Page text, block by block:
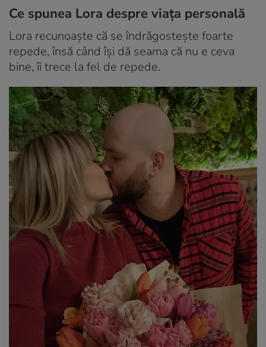
Ce spunea Lora despre viața personală
Lora recunoaște că se îndrăgostește foarte
repede, însă când își dă seama că nu e ceva
bine, îi trece la fel de repede.